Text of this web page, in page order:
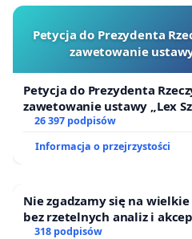
ważnego i cenionego
Apelujemy do Prezydenta
przeanalizowanie sytuacji, a
Dzielnicy, a także Posłów
Oczekujemy uczciwego i
Petycja do Prezydenta
zawetowanie
Petycja do Prezydenta
zawetowanie ustawy „Lex
26 397 podpisów
Informacja o przejrzystości
Nie zgadzamy się na
bez rzetelnych analiz i
318 podpisów